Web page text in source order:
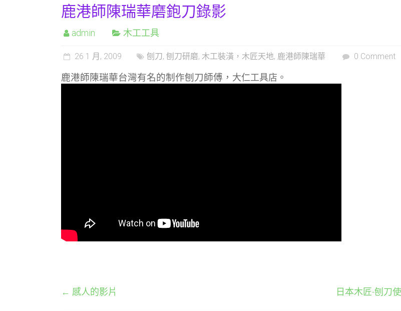
鹿港師陳瑞華磨鉋刀錄影
admin 木工工具
26 1 月, 2009 刨刀, 刨刀研磨, 木工裝潢，木匠天地, 鹿港師陳瑞華 0 Comment
鹿港師陳瑞華台灣有名的制作刨刀師傅， 大仁工具店。
← 感人的影片 日本木匠-刨刀